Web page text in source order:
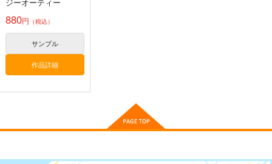
880円 （税込）
サンプル
作品詳細